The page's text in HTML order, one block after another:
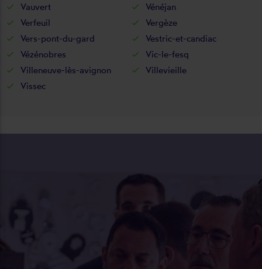
Vauvert
Vénéjan
Verfeuil
Vergèze
Vers-pont-du-gard
Vestric-et-candiac
Vézénobres
Vic-le-fesq
Villeneuve-lès-avignon
Villevieille
Vissec